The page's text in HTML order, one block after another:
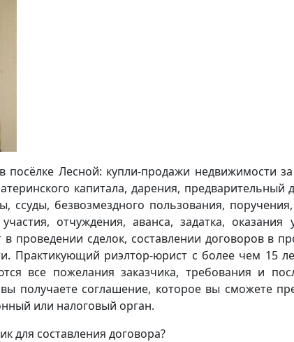
посёлке Лесной: купли-продажи недвижимости
капитала, дарения, предварительный
безвозмездного пользования, поручения,
отчуждения, аванса, задатка, оказания
проведении сделок, составлении договоров в
Практикующий риэлтор-юрист с более чем 15
все пожелания заказчика, требования и
вы получаете соглашение, которое вы сможете
или налоговый орган.
для составления договора?